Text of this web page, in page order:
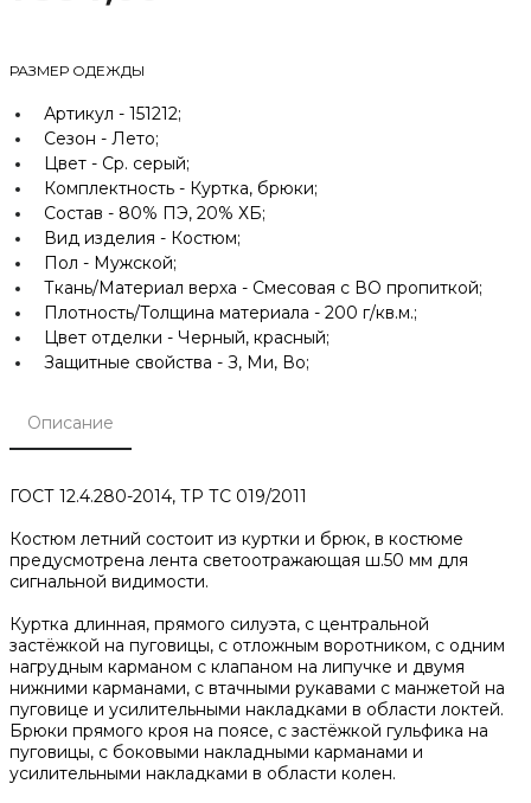
РАЗМЕР ОДЕЖДЫ
Артикул - 151212;
Сезон - Лето;
Цвет - Ср. серый;
Комплектность - Куртка, брюки;
Состав - 80% ПЭ, 20% ХБ;
Вид изделия - Костюм;
Пол - Мужской;
Ткань/Материал верха - Смесовая с ВО пропиткой;
Плотность/Толщина материала - 200 г/кв.м.;
Цвет отделки - Черный, красный;
Защитные свойства - З, Ми, Во;
Описание
ГОСТ 12.4.280-2014, ТР ТС 019/2011
Костюм летний состоит из куртки и брюк, в костюме
предусмотрена лента светоотражающая ш.50 мм для
сигнальной видимости.
Куртка длинная, прямого силуэта, с центральной
застёжкой на пуговицы, с отложным воротником, с одним
нагрудным карманом с клапаном на липучке и двумя
нижними карманами, с втачными рукавами с манжетой на
пуговице и усилительными накладками в области локтей.
Брюки прямого кроя на поясе, с застёжкой гульфика на
пуговицы, с боковыми накладными карманами и
усилительными накладками в области колен.